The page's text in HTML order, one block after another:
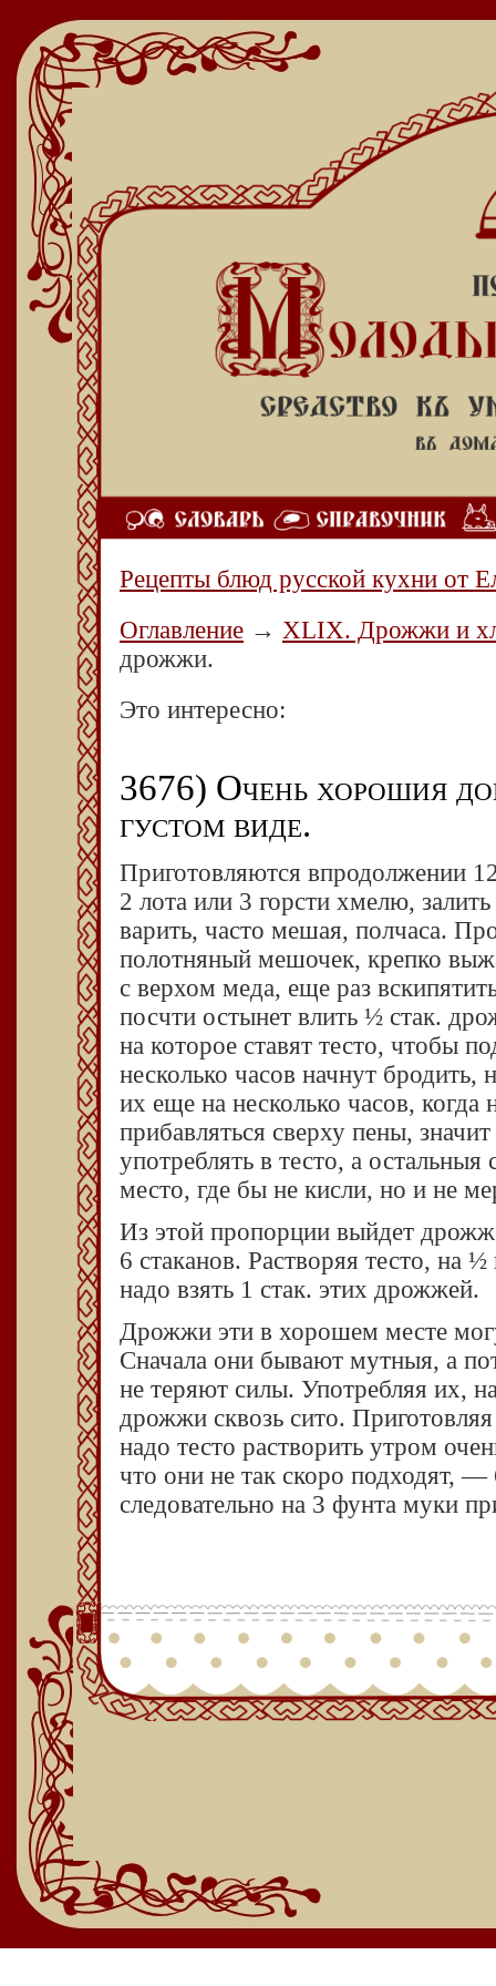
Рецепты блюд русской кухни от
Оглавление → XLIX. Дрожжи и
дрожжи.
Это интересно:
3676) Очень хорошия
густом виде.
Приготовляются впродолжении
2 лота или 3 горсти хмелю,
варить, часто мешая, полчаса.
полотняный мешочек, крепко
с верхом меда, еще раз
посчти остынет влить ½ стак.
на которое ставят тесто, чтобы
несколько часов начнут бродить,
их еще на несколько часов, когда
прибавляться сверху пены,
употреблять в тесто, а
место, где бы не кисли, но и не
Из этой пропорции выйдет
6 стаканов. Растворяя тесто, на
надо взять 1 стак. этих дрожжей.
Дрожжи эти в хорошем месте
Сначала они бывают мутныя, а
не теряют силы. Употребляя их,
дрожжи сквозь сито.
надо тесто растворить утром
что они не так скоро подходят,
следовательно на 3 фунта муки